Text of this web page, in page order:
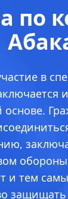
по
в
основе.
обороны
и тем